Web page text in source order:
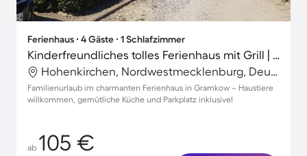
Ferienhaus ∙ 4 Gäste ∙ 1 Schlafzimmer
Kinderfreundliches tolles Ferienhaus mit Grill | Strand in der Nähe | Haustiere sind willkommen
Hohenkirchen, Nordwestmecklenburg, Deutschland
Familienurlaub im charmanten Ferienhaus in Gramkow – Haustiere
willkommen, gemütliche Küche und Parkplatz inklusive!
ab 105 €